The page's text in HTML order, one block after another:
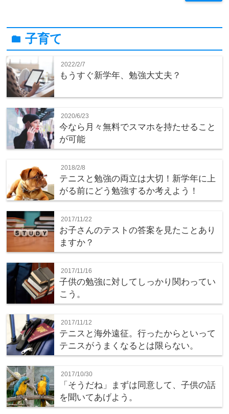
folder子育て
2022/2/7
もうすぐ新学年、勉強大丈夫？
2020/6/23
今なら月々無料でスマホを持たせること
が可能
2018/2/8
テニスと勉強の両立は大切！新学年に上
がる前にどう勉強するか考えよう！
2017/11/22
お子さんのテストの答案を見たことあり
ますか？
2017/11/16
子供の勉強に対してしっかり関わってい
こう。
2017/11/12
テニスと海外遠征。行ったからといって
テニスがうまくなるとは限らない。
2017/10/30
「そうだね」まずは同意して、子供の話
を聞いてあげよう。